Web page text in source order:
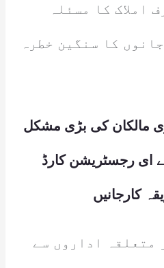
املاک کا مسئلہ
کا سنگین خطرہ
مالکان کی بڑی مشکل
ای رجسٹریشن کارڈ
کارجانیں
متعلقہ اداروں سے